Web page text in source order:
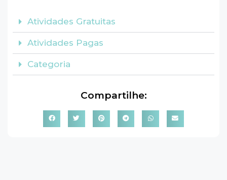
Atividades Gratuitas
Atividades Pagas
Categoria
Compartilhe: